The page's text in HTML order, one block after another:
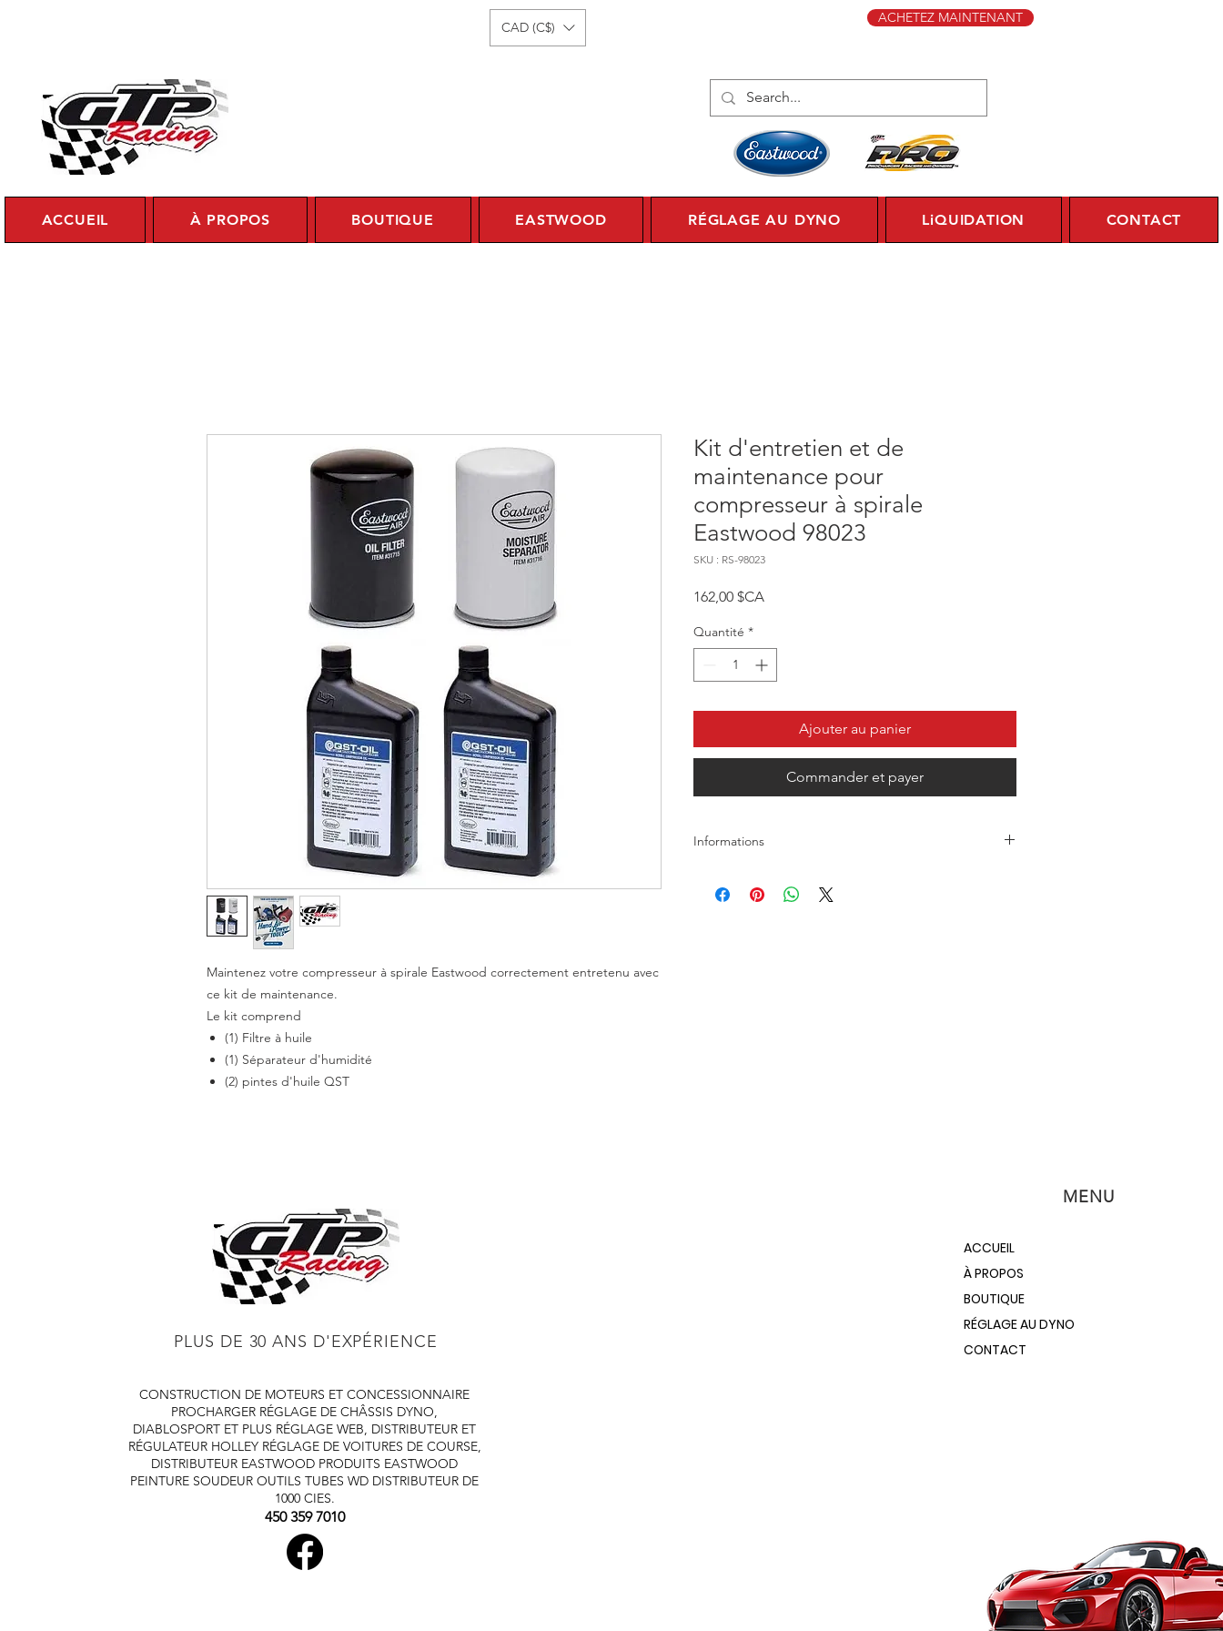
CAD (C$)
ACHETEZ MAINTENANT
ACCUEIL À PROPOS BOUTIQUE EASTWOOD RÉGLAGE AU DYNO LiQUIDATION CONTACT
Maintenez votre compresseur à spirale Eastwood correctement entretenu avec
ce kit de maintenance.
Le kit comprend
(1) Filtre à huile
(1) Séparateur d'humidité
(2) pintes d'huile QST
Kit d'entretien et de
maintenance pour
compresseur à spirale
Eastwood 98023
SKU : RS-98023
162,00 $CAPrix
Quantité *
Ajouter au panier
Commander et payer
Informations
Ce kit ainsi que le bulletin de service concernant
PLUS DE 30 ANS D'EXPÉRIENCE
CONSTRUCTION DE MOTEURS ET CONCESSIONNAIRE
PROCHARGER RÉGLAGE DE CHÂSSIS DYNO,
DIABLOSPORT ET PLUS RÉGLAGE WEB, DISTRIBUTEUR ET
RÉGULATEUR HOLLEY RÉGLAGE DE VOITURES DE COURSE,
DISTRIBUTEUR EASTWOOD PRODUITS EASTWOOD
PEINTURE SOUDEUR OUTILS TUBES WD DISTRIBUTEUR DE
1000 CIES.
450 359 7010
MENU
ACCUEIL
À PROPOS
BOUTIQUE
RÉGLAGE AU DYNO
CONTACT